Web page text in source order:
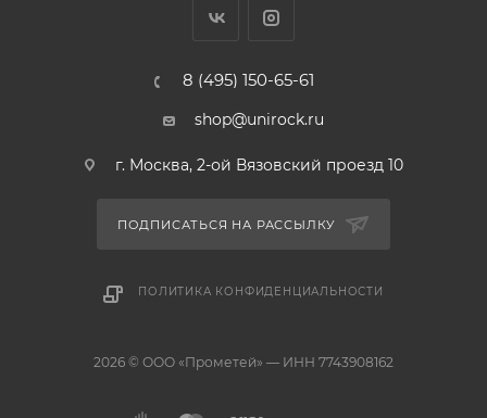
8 (495) 150-65-61
shop@unirock.ru
г. Москва, 2-ой Вязовский проезд 10
ПОДПИСАТЬСЯ НА РАССЫЛКУ
ПОЛИТИКА КОНФИДЕНЦИАЛЬНОСТИ
2026 © ООО «Прометей» — ИНН 7743908162